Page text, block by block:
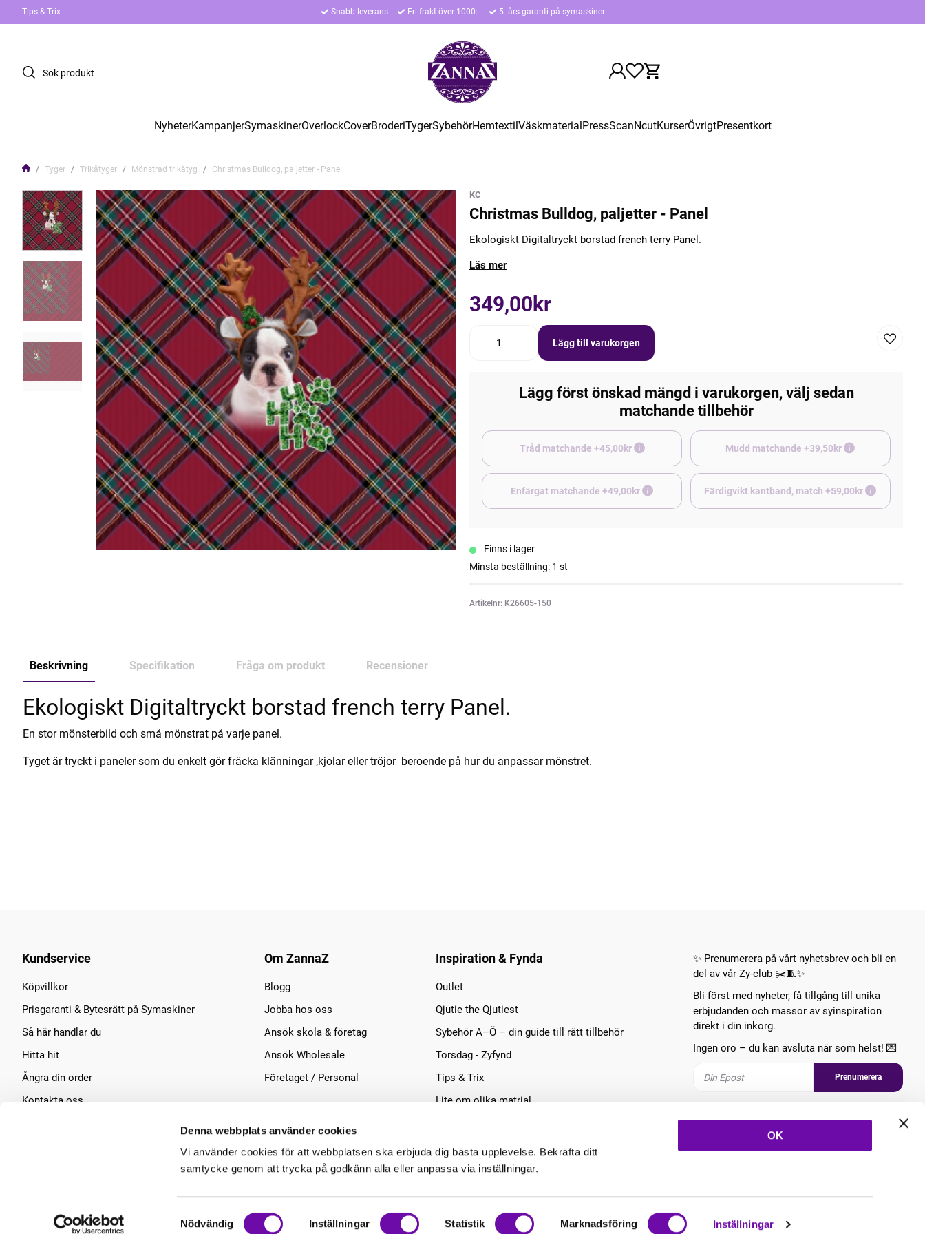
Denna webbplats använder cookies
Vi använder cookies för att webbplatsen ska erbjuda dig bästa upplevelse. Bekräfta ditt
samtycke genom att trycka på godkänn alla eller anpassa via inställningar.
Samtyckesval
Nödvändig Inställningar Statistik Marknadsföring Inställningar
OK
Tips & Trix Snabb leverans Fri frakt över 1000:- 5- års garanti på symaskiner
NyheterKampanjerSymaskinerOverlockCoverBroderiTygerSybehörHemtextilVäskmaterialPressScanNcutKurserÖvrigtPresentkort
Tyger Trikåtyger Mönstrad trikåtyg Christmas Bulldog, paljetter - Panel
KC
Christmas Bulldog, paljetter - Panel
Ekologiskt Digitaltryckt borstad french terry Panel.
Läs mer
349,00kr
Lägg till varukorgen
Lägg först önskad mängd i varukorgen, välj sedan
matchande tillbehör
Tråd matchande +45,00kr Mudd matchande +39,50kr
Enfärgat matchande +49,00kr Färdigvikt kantband, match +59,00kr
Finns i lager
Minsta beställning: 1 st
Artikelnr: K26605-150
Beskrivning Specifikation Fråga om produkt Recensioner
Ekologiskt Digitaltryckt borstad french terry Panel.
En stor mönsterbild och små mönstrat på varje panel.
Tyget är tryckt i paneler som du enkelt gör fräcka klänningar ,kjolar eller tröjor beroende på hur du anpassar mönstret.
Kundservice
Köpvillkor
Prisgaranti & Bytesrätt på Symaskiner
Så här handlar du
Hitta hit
Ångra din order
Kontakta oss
Om ZannaZ
Blogg
Jobba hos oss
Ansök skola & företag
Ansök Wholesale
Företaget / Personal
Inspiration & Fynda
Outlet
Qjutie the Qjutiest
Sybehör A–Ö – din guide till rätt tillbehör
Torsdag - Zyfynd
Tips & Trix
Lite om olika matrial
✨ Prenumerera på vårt nyhetsbrev och bli en
del av vår Zy-club ✂️🧵✨
Bli först med nyheter, få tillgång till unika
erbjudanden och massor av syinspiration
direkt i din inkorg.
Ingen oro – du kan avsluta när som helst! 💌
Prenumerera
. Copyright © 2026 ZannaZ Skapad med